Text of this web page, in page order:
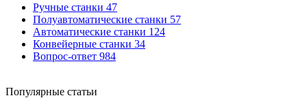
Ручные станки 47
Полуавтоматические станки 57
Автоматические станки 124
Конвейерные станки 34
Вопрос-ответ 984
Популярные статьи